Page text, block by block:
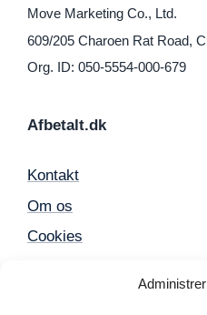
Move Marketing Co., Ltd.
609/205 Charoen Rat Road,
Org. ID: 050-5554-000-679
Afbetalt.dk
Kontakt
Om os
Cookies